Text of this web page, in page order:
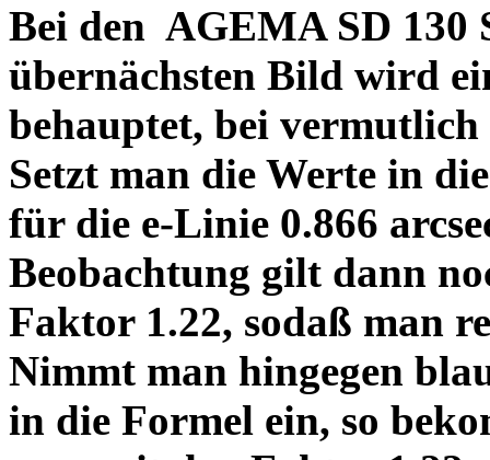
Bei den AGEMA SD 130
übernächsten Bild wird
behauptet, bei vermutlich
Setzt man die Werte in
für die e-Linie 0.866
Beobachtung gilt dann
Faktor 1.22, sodaß man
Nimmt man hingegen
in die Formel ein, so